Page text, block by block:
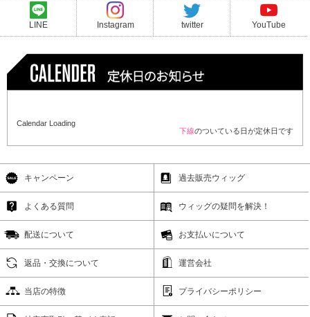
LINE Instagram twitter YouTube
Calendar Loading
下線のついている日が定休日です
キャンペーン 過去販売ウィッグ
よくある質問 ウィッグの疑問を解決！
配送について お支払いについて
返品・交換について 運営会社
当店の特徴 プライバシーポリシー